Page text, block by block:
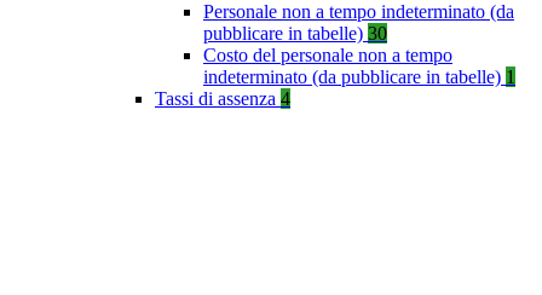
Personale non a tempo indeterminato (da
pubblicare in tabelle) 30
Costo del personale non a tempo
indeterminato (da pubblicare in tabelle) 1
Tassi di assenza 4